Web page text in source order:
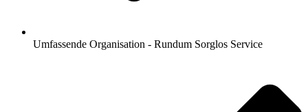
Umfassende Organisation - Rundum Sorglos Service